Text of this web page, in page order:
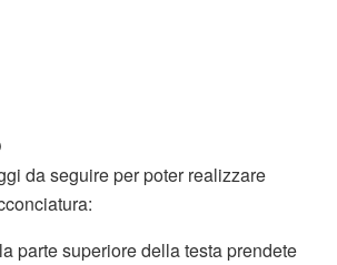
da seguire per poter realizzare
parte superiore della testa prendete